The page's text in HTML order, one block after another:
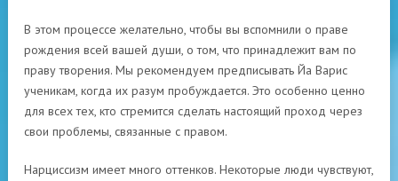
В этом процессе желательно, чтобы вы вспомнили о праве
рождения всей вашей души, о том, что принадлежит вам по
праву творения. Мы рекомендуем предписывать Йа Варис
ученикам, когда их разум пробуждается. Это особенно ценно
для всех тех, кто стремится сделать настоящий проход через
свои проблемы, связанные с правом.
Нарциссизм имеет много оттенков. Некоторые люди чувствуют,